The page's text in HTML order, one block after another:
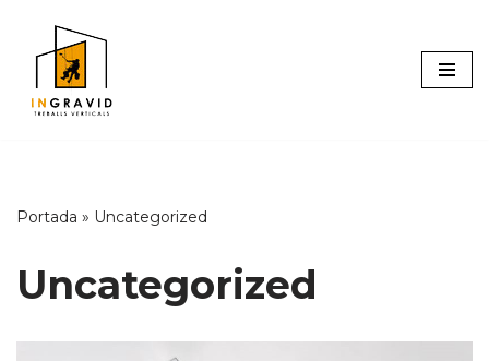
Vés
contingut
Portada » Uncategorized
Uncategorized